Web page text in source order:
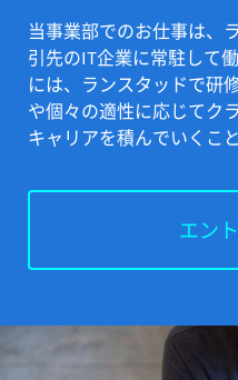
当事業部でのお仕事は、
引先のIT企業に常駐して
には、ランスタッドで研
や個々の適性に応じてク
キャリアを積んでいくこ
エン